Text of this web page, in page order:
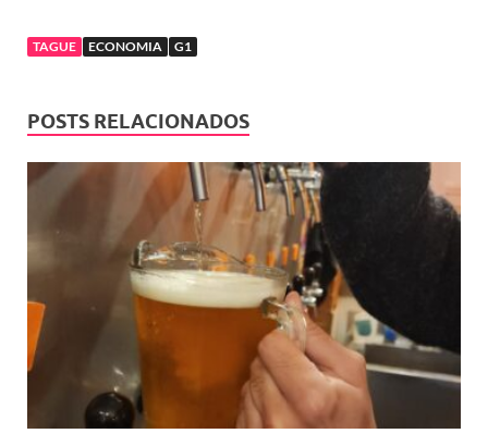
TAGUE ECONOMIA G1
POSTS RELACIONADOS